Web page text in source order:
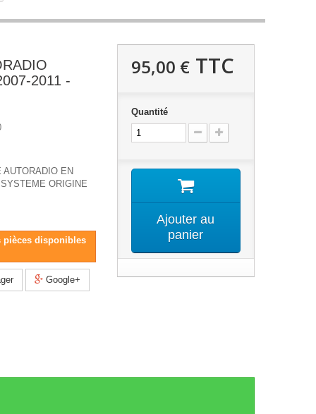
2011 -
AUTORADIO EN
ORIGINE
pièces disponibles
Google+
95,00 €TTC
Quantité
Ajouter au
panier